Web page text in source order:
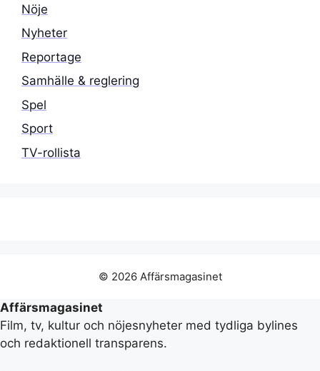
Nöje
Nyheter
Reportage
Samhälle & reglering
Spel
Sport
TV-rollista
© 2026 Affärsmagasinet
Affärsmagasinet
Film, tv, kultur och nöjesnyheter med tydliga bylines
och redaktionell transparens.